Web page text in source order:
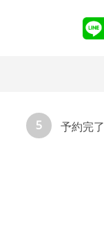
5 予約完了